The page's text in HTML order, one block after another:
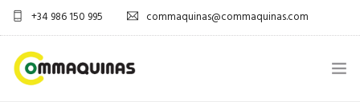
+34 986 150 995 commaquinas@commaquinas.com